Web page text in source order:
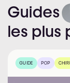
Guides
les plus
GUIDE POP